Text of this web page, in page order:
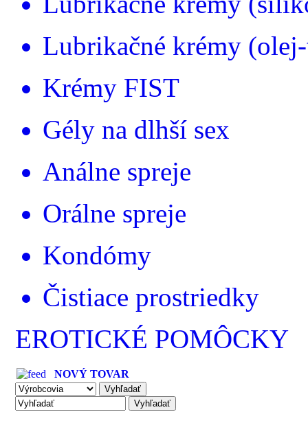
Lubrikačné krémy
Krémy FIST
Gély na dlhší sex
Análne spreje
Orálne spreje
Kondómy
Čistiace prostriedky
EROTICKÉ POMÔCKY
NOVÝ TOVAR